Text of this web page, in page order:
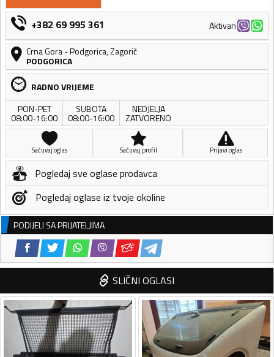
+382 69 995 361
Aktivan
Crna Gora-Podgorica,Zagorič
PODGORICA
RADNO VRIJEME
PON-PET
08:00-16:00
SUBOTA
08:00-16:00
NEDJELJA
ZATVORENO
Sačuvaj oglas Sačuvaj profil Prijavi oglas
Pogledaj sve oglase prodavca
Pogledaj oglase iz tvoje okoline
PODIJELI SA PRIJATELJIMA
SLIČNI OGLASI